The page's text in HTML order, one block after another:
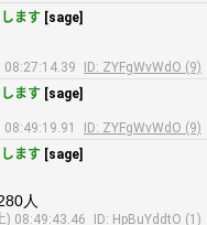
ます [sage]
ID: ZYFgWvWdO (9)
ます [sage]
ID: ZYFgWvWdO (9)
ます [sage]
人
) 08:49:43.46
ID: HpBuYddtO (1)